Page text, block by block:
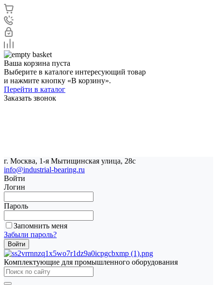
Ваша корзина пуста
Выберите в каталоге интересующий товар
и нажмите кнопку «В корзину».
Перейти в каталог
Заказать звонок
г. Москва, 1-я Мытищинская улица, 28с
info@industrial-bearing.ru
Войти
Логин
Пароль
Запомнить меня
Забыли пароль?
Комплектующие для промышленного оборудования